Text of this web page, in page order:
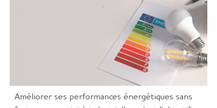
Améliorer ses performances énergétiques sans